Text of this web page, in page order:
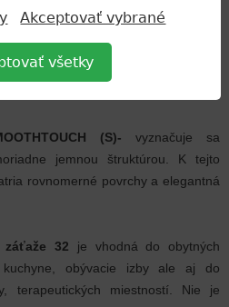
v obytných priestoroch
tepelný odpor 0.09 m
(S)- vyznačuje sa
jemnou štruktúrou. K tejto
rovnomerné povrchy a elegantná
záťaže 32 je vhodná do obytných
obývacie izby ale aj do
terapeutických miestností. Nie je
Akceptovať vybrané
všetky